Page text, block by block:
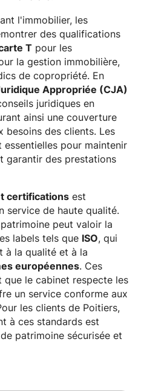
l'immobilier, les
des qualifications
Tpour les
la gestion immobilière,
de copropriété. En
Appropriée (CJA)
juridiques en
ainsi une couverture
besoins des clients. Les
pour maintenir
garantir des prestations
certificationsest
service de haute qualité.
peut valoir la
labels tels que ISO, qui
à la qualité et à la
européennes. Ces
le cabinet respecte les
un service conforme aux
les clients de Poitiers,
à ces standards est
patrimoine sécurisée et